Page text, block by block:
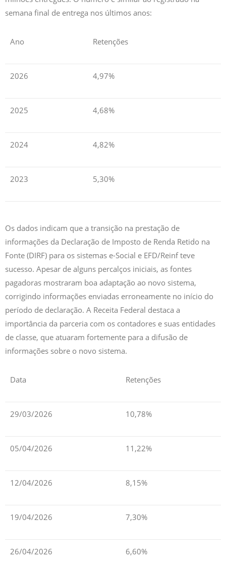
semana final de entrega nos últimos anos:
Ano Retenções
2026 4,97%
2025 4,68%
2024 4,82%
2023 5,30%
Os dados indicam que a transição na prestação de
informações da Declaração de Imposto de Renda Retido na
Fonte (DIRF) para os sistemas e-Social e EFD/Reinf teve
sucesso. Apesar de alguns percalços iniciais, as fontes
pagadoras mostraram boa adaptação ao novo sistema,
corrigindo informações enviadas erroneamente no início do
período de declaração. A Receita Federal destaca a
importância da parceria com os contadores e suas entidades
de classe, que atuaram fortemente para a difusão de
informações sobre o novo sistema.
Data Retenções
29/03/2026 10,78%
05/04/2026 11,22%
12/04/2026 8,15%
19/04/2026 7,30%
26/04/2026 6,60%